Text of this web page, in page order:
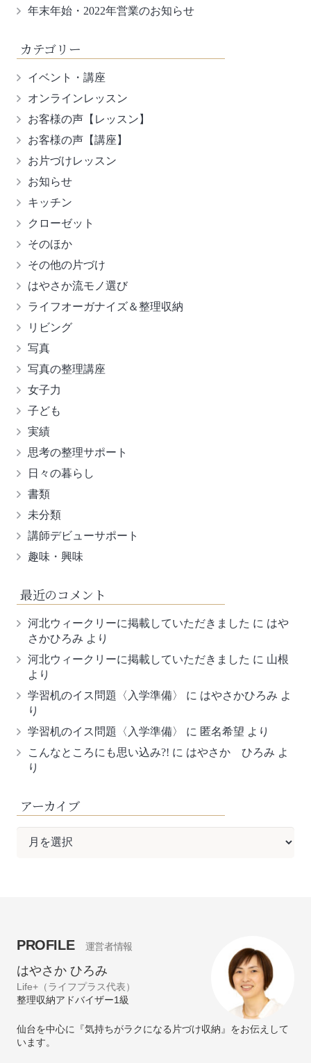
年末年始・2022年営業のお知らせ
カテゴリー
イベント・講座
オンラインレッスン
お客様の声【レッスン】
お客様の声【講座】
お片づけレッスン
お知らせ
キッチン
クローゼット
そのほか
その他の片づけ
はやさか流モノ選び
ライフオーガナイズ＆整理収納
リビング
写真
写真の整理講座
女子力
子ども
実績
思考の整理サポート
日々の暮らし
書類
未分類
講師デビューサポート
趣味・興味
最近のコメント
河北ウィークリーに掲載していただきました に はや
さかひろみ より
河北ウィークリーに掲載していただきました に 山根
より
学習机のイス問題〈入学準備〉
に はやさかひろみ よ
り
学習机のイス問題〈入学準備〉
に 匿名希望 より
こんなところにも思い込み?! に はやさか ひろみ よ
り
アーカイブ
PROFILE 運営者情報
はやさか ひろみ
Life+（ライフプラス代表）
整理収納アドバイザー1級
仙台を中心に『気持ちがラクになる片づけ収納』をお伝えして
います。